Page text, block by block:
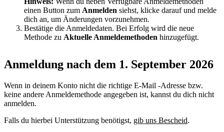
einen Button zum Anmelden siehst, klicke darauf und melde
dich an, um Änderungen vorzunehmen.
Bestätige die Anmeldedaten. Bei Erfolg wird die neue
Methode zu Aktuelle Anmeldemethoden hinzugefügt.
Anmeldung nach dem 1. September 2026
Wenn in deinem Konto nicht die richtige E-Mail -Adresse bzw.
keine andere Anmeldemethode angegeben ist, kannst du dich nicht
anmelden.
Falls du hierbei Unterstützung benötigst, gib uns Bescheid.